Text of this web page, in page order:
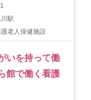
川駅
護老人保健施設
いを持って働
館で働く看護